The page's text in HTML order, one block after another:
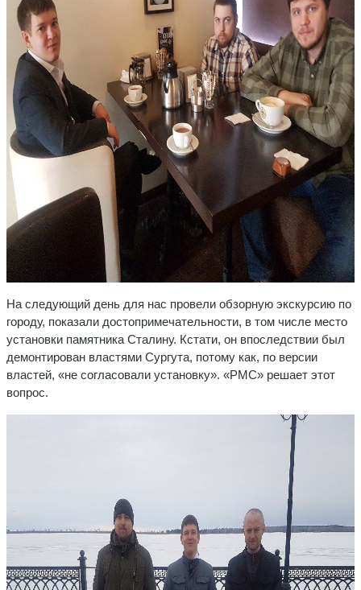
На следующий день для нас провели обзорную экскурсию по
городу, показали достопримечательности, в том числе место
установки памятника Сталину. Кстати, он впоследствии был
демонтирован властями Сургута, потому как, по версии
властей, «не согласовали установку». «РМС» решает этот
вопрос.